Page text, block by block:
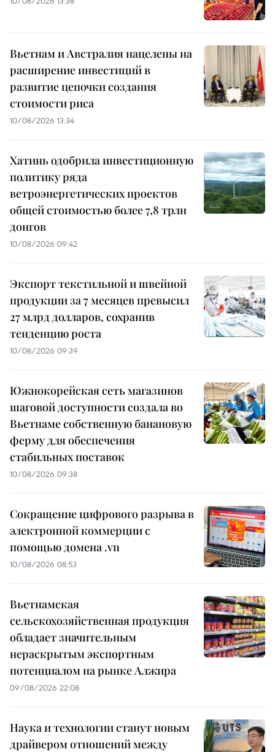
Вьетнам и Австралия нацелены на
расширение инвестиций в
развитие цепочки создания
стоимости риса
10/08/2026 13:34
Хатинь одобрила инвестиционную
политику ряда
ветроэнергетических проектов
общей стоимостью более 7,8 трлн
донгов
10/08/2026 09:42
Экспорт текстильной и швейной
продукции за 7 месяцев превысил
27 млрд долларов, сохранив
тенденцию роста
10/08/2026 09:39
Южнокорейская сеть магазинов
шаговой доступности создала во
Вьетнаме собственную банановую
ферму для обеспечения
стабильных поставок
10/08/2026 09:38
Сокращение цифрового разрыва в
электронной коммерции с
помощью домена .vn
10/08/2026 08:53
Вьетнамская
сельскохозяйственная продукция
обладает значительным
нераскрытым экспортным
потенциалом на рынке Алжира
09/08/2026 22:08
Наука и технологии станут новым
драйвером отношений между